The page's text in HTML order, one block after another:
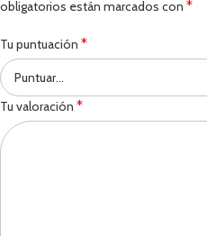
obligatorios están marcados con *
Tu puntuación *
Tu valoración *